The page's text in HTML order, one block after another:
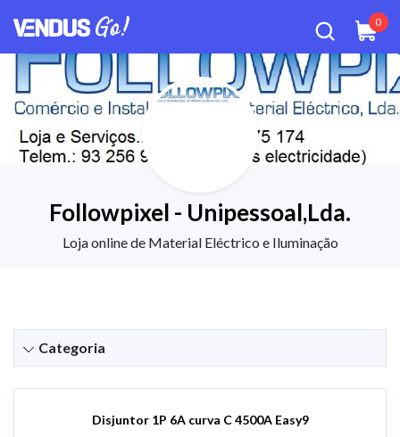
0
Followpixel - Unipessoal,Lda.
Loja online de Material Eléctrico e Iluminação
Categoria
Disjuntor 1P 6A curva C 4500A Easy9